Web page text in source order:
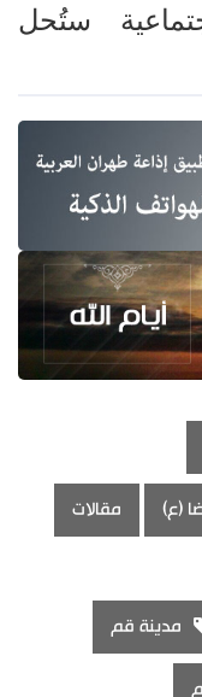
ستُحل
(ع) مقالات
مدينة قم